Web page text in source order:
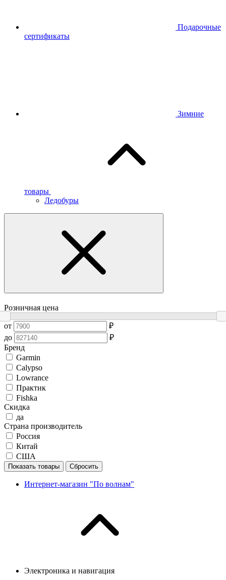
Подарочные
сертификаты
Зимние
товары
Ледобуры
Розничная цена
от
₽
до
₽
Бренд
Garmin
Сalypso
Lowrance
Практик
Fishka
Скидка
да
Страна производитель
Россия
Китай
США
Показать товары Сбросить
Интернет-магазин "По волнам"
Электроника и навигация